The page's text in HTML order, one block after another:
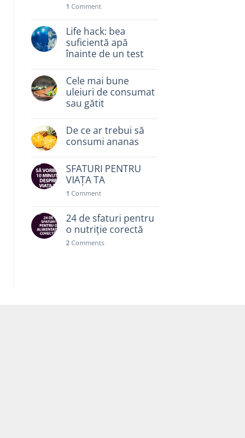
1 Comment
Life hack: bea
suficientă apă
înainte de un test
Cele mai bune
uleiuri de consumat
sau gătit
De ce ar trebui să
consumi ananas
SFATURI PENTRU
VIAȚA TA
1 Comment
24 de sfaturi pentru
o nutriție corectă
2Comments